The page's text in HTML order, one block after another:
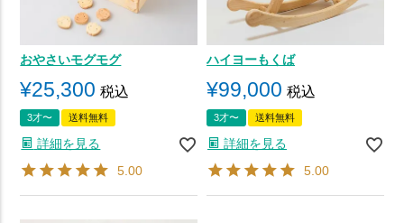
おやさいモグモグ
¥25,300 税込
3才〜 送料無料
詳細を見る
5.00
ハイヨーもくば
¥99,000 税込
3才〜 送料無料
詳細を見る
5.00